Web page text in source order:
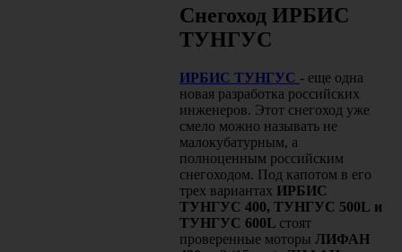
Снегоход ИРБИС
ТУНГУС
ИРБИС ТУНГУС - еще одна
новая разработка российских
инженеров. Этот снегоход уже
смело можно называть не
малокубатурным, а
полноценным российским
снегоходом. Под капотом в его
трех вариантах ИРБИС
ТУНГУС 400, ТУНГУС 500L и
ТУНГУС 600L стоят
проверенные моторы ЛИФАН